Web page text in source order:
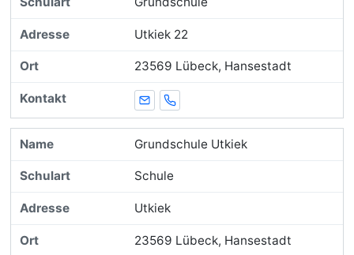
Utkiek 22
23569 Lübeck, Hansestadt
E-MailTelefon
Grundschule Utkiek
Schule
Utkiek
23569 Lübeck, Hansestadt